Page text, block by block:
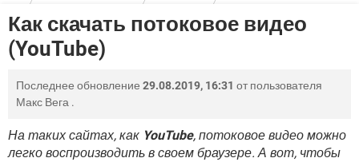
ИГРЫ WINDOWS 10
ВКОНТАКТЕ
TIKTOK TELEGRAM
WHATSAPP INSTAGRAM
WINDOWS 10 ВКОНТАКТЕ
YANDEX
ЗАГРУЗКИ
TIKTOK
FACEBOOK
WINDOWS 10
ВИДЕО GOOGLE
ФОРУМ
TIKTOK TELEGRAM
FACEBOOK ИГРЫ
ЭНЦИКЛОПЕДИЯ
TIKTOK
WHATSAPP INSTAGRAM
Как скачать потоковое видео
(YouTube)
Последнее обновление 29.08.2019, 16:31 от пользователя
Макс Вега .
На таких сайтах, как YouTube, потоковое видео можно
легко воспроизводить в своем браузере. А вот, чтобы